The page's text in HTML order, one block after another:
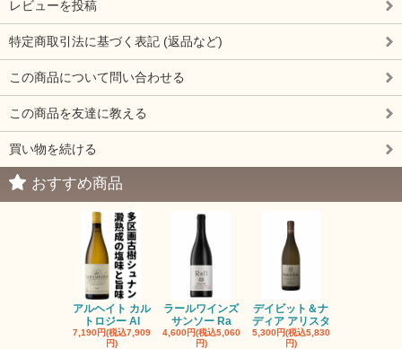
レビューを投稿
特定商取引法に基づく表記 (返品など)
この商品について問い合わせる
この商品を友達に教える
買い物を続ける
おすすめ商品
アルヘイト カル
トロジー Al
7,190円(税込7,909
円)
ラールワインズ
サンソー Ra
4,600円(税込5,060
円)
デイビット＆ナ
ディア アリスタ
5,300円(税込5,830
円)